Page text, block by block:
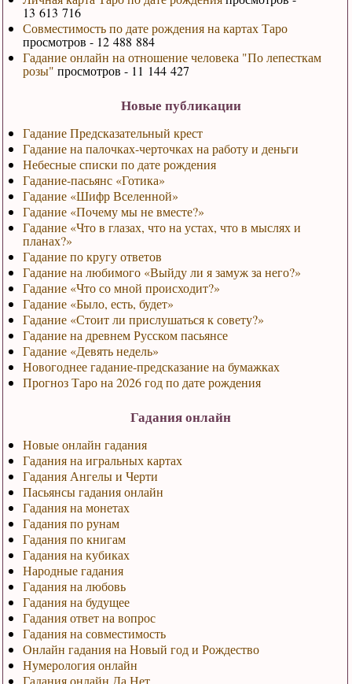
13 613 716
Совместимость по дате рождения на картах Таро
просмотров - 12 488 884
Гадание онлайн на отношение человека "По лепесткам
розы" просмотров - 11 144 427
Новые публикации
Гадание Предсказательный крест
Гадание на палочках-черточках на работу и деньги
Небесные списки по дате рождения
Гадание-пасьянс «Готика»
Гадание «Шифр Вселенной»
Гадание «Почему мы не вместе?»
Гадание «Что в глазах, что на устах, что в мыслях и
планах?»
Гадание по кругу ответов
Гадание на любимого «Выйду ли я замуж за него?»
Гадание «Что со мной происходит?»
Гадание «Было, есть, будет»
Гадание «Стоит ли прислушаться к совету?»
Гадание на древнем Русском пасьянсе
Гадание «Девять недель»
Новогоднее гадание-предсказание на бумажках
Прогноз Таро на 2026 год по дате рождения
Гадания онлайн
Новые онлайн гадания
Гадания на игральных картах
Гадания Ангелы и Черти
Пасьянсы гадания онлайн
Гадания на монетах
Гадания по рунам
Гадания по книгам
Гадания на кубиках
Народные гадания
Гадания на любовь
Гадания на будущее
Гадания ответ на вопрос
Гадания на совместимость
Онлайн гадания на Новый год и Рождество
Нумерология онлайн
Гадания онлайн Да Нет